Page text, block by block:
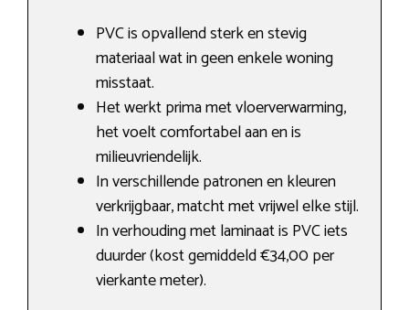
PVC is opvallend sterk en stevig
materiaal wat in geen enkele woning
misstaat.
Het werkt prima met vloerverwarming,
het voelt comfortabel aan en is
milieuvriendelijk.
In verschillende patronen en kleuren
verkrijgbaar, matcht met vrijwel elke stijl.
In verhouding met laminaat is PVC iets
duurder (kost gemiddeld €34,00 per
vierkante meter).